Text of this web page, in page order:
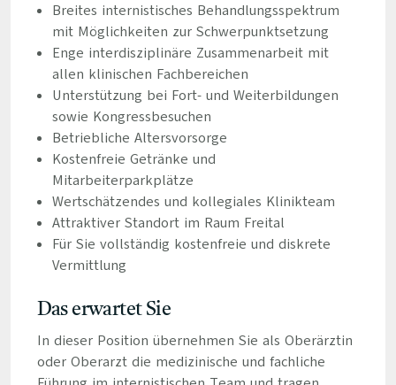
Breites internistisches Behandlungsspektrum
mit Möglichkeiten zur Schwerpunktsetzung
Enge interdisziplinäre Zusammenarbeit mit
allen klinischen Fachbereichen
Unterstützung bei Fort- und Weiterbildungen
sowie Kongressbesuchen
Betriebliche Altersvorsorge
Kostenfreie Getränke und
Mitarbeiterparkplätze
Wertschätzendes und kollegiales Klinikteam
Attraktiver Standort im Raum Freital
Für Sie vollständig kostenfreie und diskrete
Vermittlung
Das erwartet Sie
In dieser Position übernehmen Sie als Oberärztin
oder Oberarzt die medizinische und fachliche